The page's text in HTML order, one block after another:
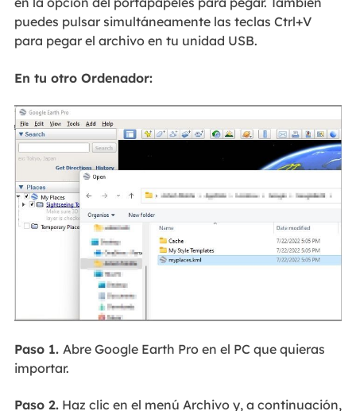
puedes pulsar simultáneamente las teclas Ctrl+V
para pegar el archivo en tu unidad USB.
En tu otro Ordenador:
Paso 1. Abre Google Earth Pro en el PC que quieras
importar.
Paso 2.Haz clic en el menú Archivo y, a continuación,